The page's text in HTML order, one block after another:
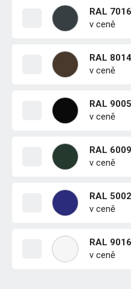
RAL
v ceně
RAL
v ceně
RAL
v ceně
RAL
v ceně
RAL
v ceně
RAL
v ceně